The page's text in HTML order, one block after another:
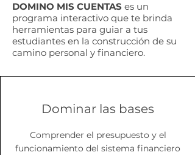
DOMINO MIS CUENTAS es un
programa interactivo que te brinda
herramientas para guiar a tus
estudiantes en la construcción de su
camino personal y financiero.
Dominar las bases
Comprender el presupuesto y el
funcionamiento del sistema financiero